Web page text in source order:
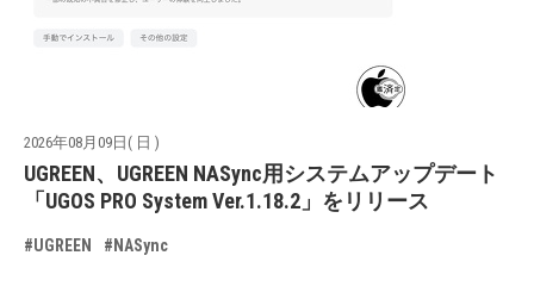
2026年08月09日( 日 )
UGREEN、UGREEN NASync用システムアップデート
「UGOS PRO System Ver.1.18.2」をリリース
#UGREEN #NASync